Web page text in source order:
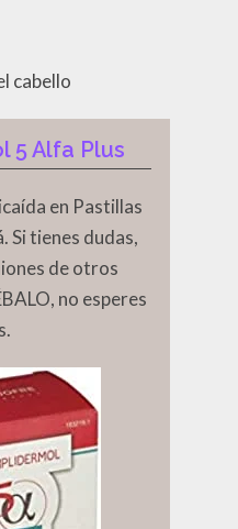
cabello
5 Alfa Plus
en Pastillas
Si tienes dudas,
de otros
no esperes